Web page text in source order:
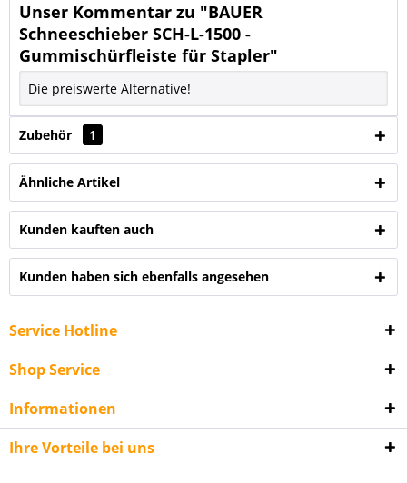
Unser Kommentar zu "BAUER
Schneeschieber SCH-L-1500 -
Gummischürfleiste für Stapler"
Die preiswerte Alternative!
Zubehör 1
Ähnliche Artikel
Kunden kauften auch
Kunden haben sich ebenfalls angesehen
Service Hotline
Shop Service
Informationen
Ihre Vorteile bei uns